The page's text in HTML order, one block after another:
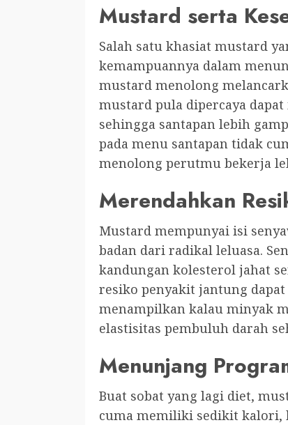
Mustard serta
Salah satu khasiat mustard
kemampuannya dalam
mustard menolong
mustard pula dipercaya
sehingga santapan lebih
pada menu santapan tidak
menolong perutmu bekerja
Merendahkan
Mustard mempunyai isi
badan dari radikal leluasa.
kandungan kolesterol jahat
resiko penyakit jantung
menampilkan kalau minyak
elastisitas pembuluh darah
Menunjang
Buat sobat yang lagi diet,
cuma memiliki sedikit kalori,